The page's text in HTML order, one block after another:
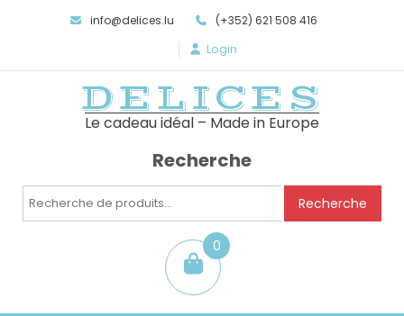
info@delices.lu (+352) 621 508 416
Login
DELICES
Le cadeau idéal – Made in Europe
Recherche
Recherche
Recherche
0
item